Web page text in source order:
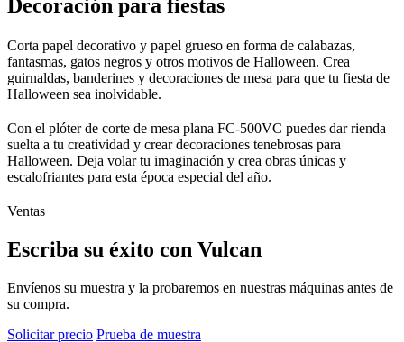
Decoración para fiestas
Corta papel decorativo y papel grueso en forma de calabazas,
fantasmas, gatos negros y otros motivos de Halloween. Crea
guirnaldas, banderines y decoraciones de mesa para que tu fiesta de
Halloween sea inolvidable.
Con el plóter de corte de mesa plana FC-500VC puedes dar rienda
suelta a tu creatividad y crear decoraciones tenebrosas para
Halloween. Deja volar tu imaginación y crea obras únicas y
escalofriantes para esta época especial del año.
Ventas
Escriba su éxito con Vulcan
Envíenos su muestra y la probaremos en nuestras máquinas antes de
su compra.
Solicitar precio Prueba de muestra